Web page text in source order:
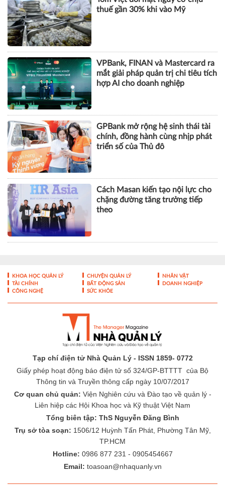
mắt giải pháp quản trị chi tiêu tích
hợp AI cho doanh nghiệp
GPBank mở rộng hệ sinh thái tài
chính, đồng hành cùng nhịp phát
triển số của Thủ đô
Cách Masan kiến tạo nội lực cho
chặng đường tăng trưởng tiếp
theo
KHOA HỌC QUẢN LÝ CHUYỆN QUẢN LÝ
TÀI CHÍNH
CÔNG NGHỆ
Tạp chí điện tử Nhà Quản Lý - ISSN 1859- 0772
Giấy phép hoạt động báo điện tử số 324/GP-BTTTT của Bộ
Thông tin và Truyền thông cấp ngày 10/07/2017
Cơ quan chủ quản:
Viện Nghiên cứu và Đào tạo về quản lý -
Liên hiệp các Hội Khoa học và Kỹ thuật Việt Nam
Trụ sở tòa soạn:1506/12 Huỳnh Tấn Phát, Phường Tân Mỹ,
TP.HCM
Hotline:0986 877 231 - 0905454667
Email: toasoan@nhaquanly.vn
THÔNG TIN TÒA SOẠN- ĐÓNG GÓP Ý KIẾN-
LIÊN HỆ QUẢNG
BÁO GIÁ QUẢNG CÁO